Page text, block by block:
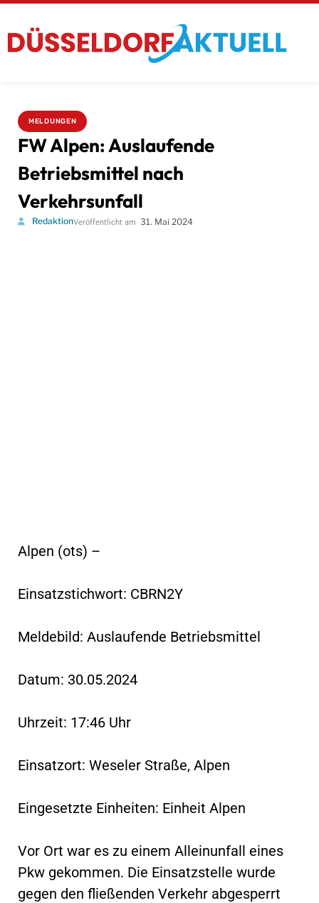
MELDUNGEN
FW Alpen: Auslaufende
Betriebsmittel nach
Verkehrsunfall
RedaktionVeröffentlicht am 31. Mai 2024
Alpen (ots) –
Einsatzstichwort: CBRN2Y
Meldebild: Auslaufende Betriebsmittel
Datum: 30.05.2024
Uhrzeit: 17:46 Uhr
Einsatzort: Weseler Straße, Alpen
Eingesetzte Einheiten: Einheit Alpen
Vor Ort war es zu einem Alleinunfall eines
Pkw gekommen. Die Einsatzstelle wurde
gegen den fließenden Verkehr abgesperrt